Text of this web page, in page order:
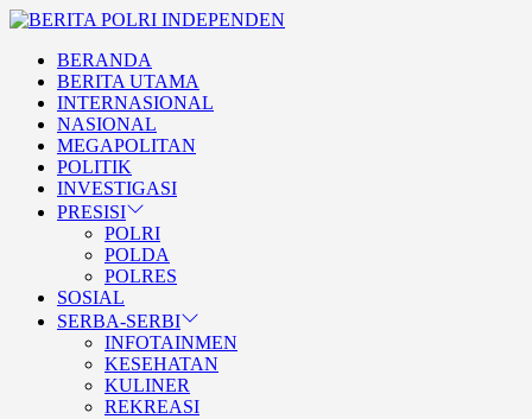
Skip
content
BERITA POLRI
INDEPENDEN
BERANDA
BERITA UTAMA
INTERNASIONAL
NASIONAL
MEGAPOLITAN
POLITIK
INVESTIGASI
PRESISI
POLRI
POLDA
POLRES
SOSIAL
SERBA-SERBI
INFOTAINMEN
KESEHATAN
KULINER
REKREASI